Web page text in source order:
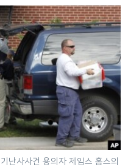
난사사건 용의자 제임스 홈스의